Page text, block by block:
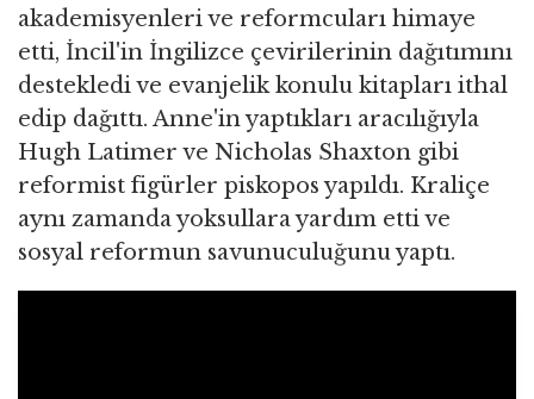
akademisyenleri ve reformcuları himaye
etti, İncil'in İngilizce çevirilerinin dağıtımını
destekledi ve evanjelik konulu kitapları ithal
edip dağıttı. Anne'in yaptıkları aracılığıyla
Hugh Latimer ve Nicholas Shaxton gibi
reformist figürler piskopos yapıldı. Kraliçe
aynı zamanda yoksullara yardım etti ve
sosyal reformun savunuculuğunu yaptı.